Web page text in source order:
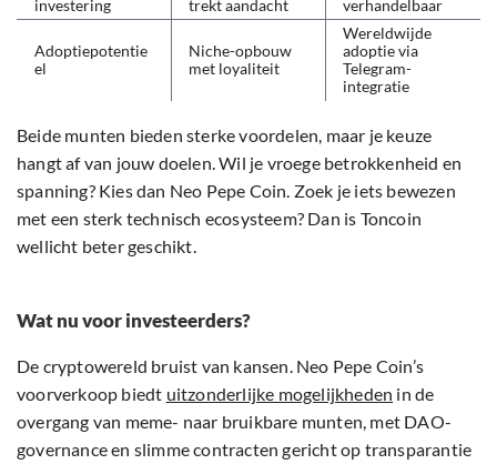
investering
trekt aandacht
verhandelbaar
Adoptiepotentie
el
Niche-opbouw
met loyaliteit
Wereldwijde
adoptie via
Telegram-
integratie
Beide munten bieden sterke voordelen, maar je keuze
hangt af van jouw doelen. Wil je vroege betrokkenheid en
spanning? Kies dan Neo Pepe Coin. Zoek je iets bewezen
met een sterk technisch ecosysteem? Dan is Toncoin
wellicht beter geschikt.
Wat nu voor investeerders?
De cryptowereld bruist van kansen. Neo Pepe Coin’s
voorverkoop biedt uitzonderlijke mogelijkheden in de
overgang van meme- naar bruikbare munten, met DAO-
governance en slimme contracten gericht op transparantie